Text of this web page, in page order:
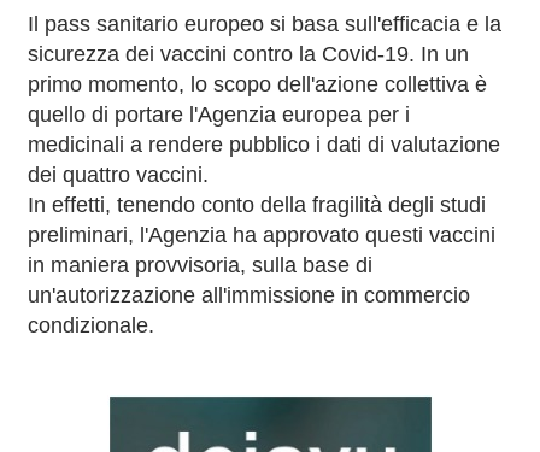
Il pass sanitario europeo si basa sull'efficacia e la
sicurezza dei vaccini contro la Covid-19. In un
primo momento, lo scopo dell'azione collettiva è
quello di portare l'Agenzia europea per i
medicinali a rendere pubblico i dati di valutazione
dei quattro vaccini.
In effetti, tenendo conto della fragilità degli studi
preliminari, l'Agenzia ha approvato questi vaccini
in maniera provvisoria, sulla base di
un'autorizzazione all'immissione in commercio
condizionale.